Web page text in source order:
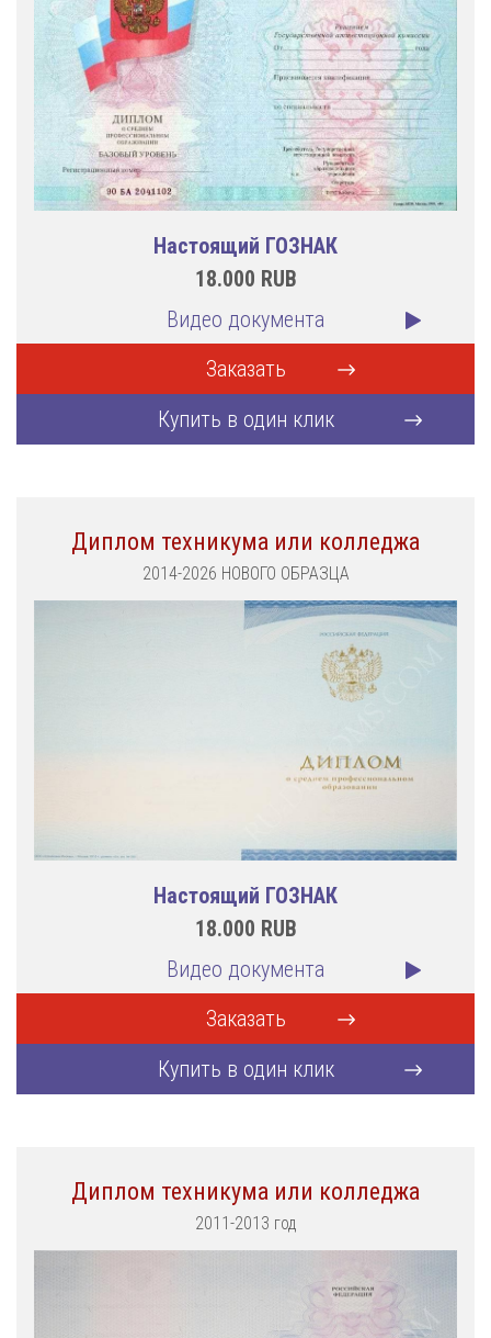
Настоящий ГОЗНАК
18.000 RUB
Видео документа
Заказать
Купить в один клик
Диплом техникума или колледжа
2014-2026 НОВОГО ОБРАЗЦА
Настоящий ГОЗНАК
18.000 RUB
Видео документа
Заказать
Купить в один клик
Диплом техникума или колледжа
2011-2013 год